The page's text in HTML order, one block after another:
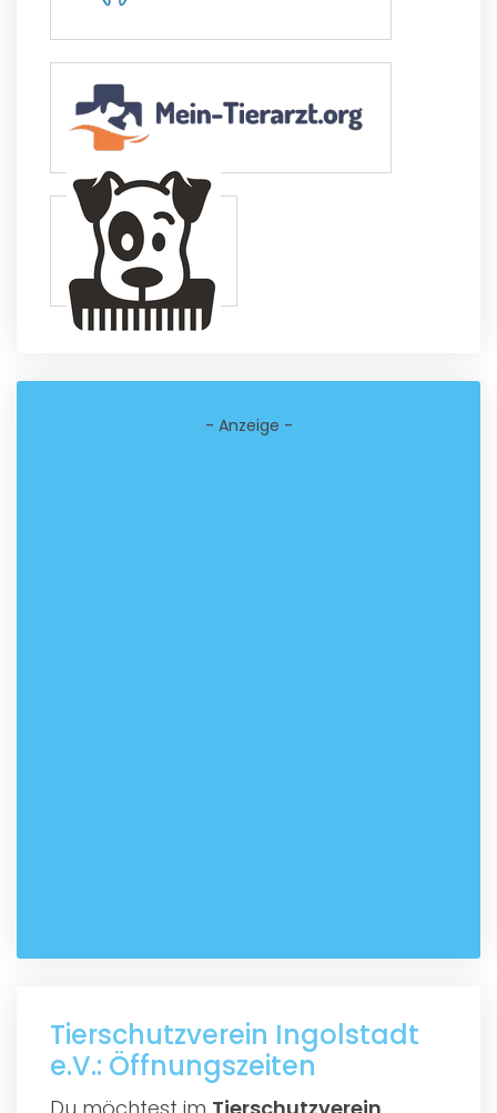
- Anzeige -
Tierschutzverein Ingolstadt
e.V.: Öffnungszeiten
Du möchtest im Tierschutzverein